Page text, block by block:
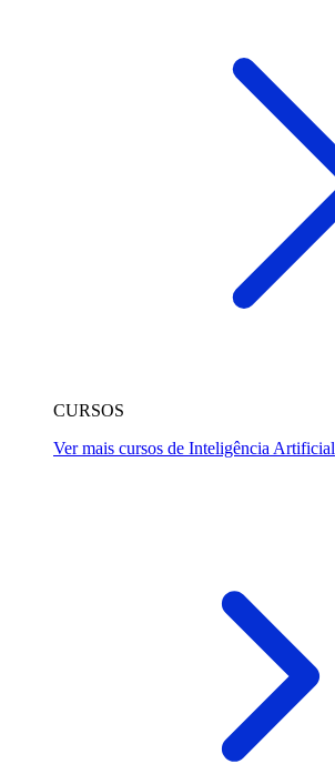
CURSOS
Ver mais cursos de Inteligência Artificial